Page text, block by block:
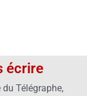
écrire
du Télégraphe,